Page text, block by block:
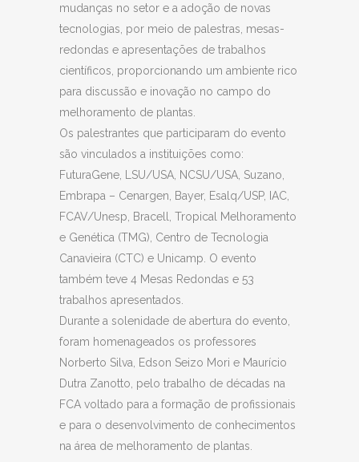
mudanças no setor e a adoção de novas
tecnologias, por meio de palestras, mesas-
redondas e apresentações de trabalhos
científicos, proporcionando um ambiente rico
para discussão e inovação no campo do
melhoramento de plantas.
Os palestrantes que participaram do evento
são vinculados a instituições como:
FuturaGene, LSU/USA, NCSU/USA, Suzano,
Embrapa – Cenargen, Bayer, Esalq/USP, IAC,
FCAV/Unesp, Bracell, Tropical Melhoramento
e Genética (TMG), Centro de Tecnologia
Canavieira (CTC) e Unicamp. O evento
também teve 4 Mesas Redondas e 53
trabalhos apresentados.
Durante a solenidade de abertura do evento,
foram homenageados os professores
Norberto Silva, Edson Seizo Mori e Maurício
Dutra Zanotto, pelo trabalho de décadas na
FCA voltado para a formação de profissionais
e para o desenvolvimento de conhecimentos
na área de melhoramento de plantas.